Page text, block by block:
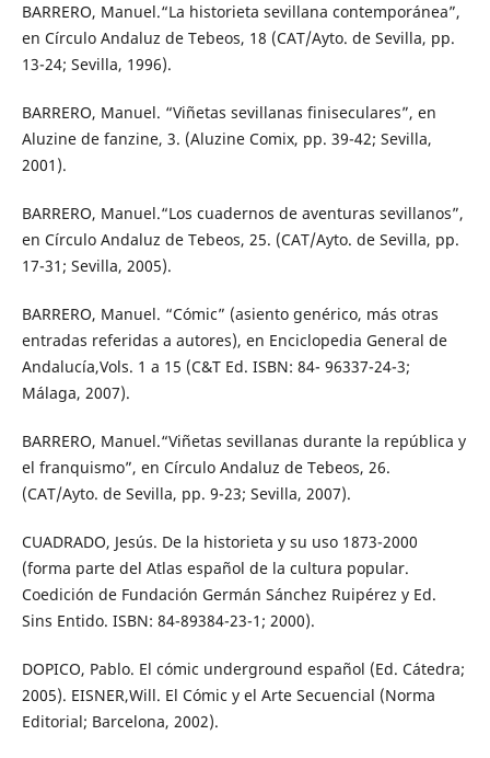
BARRERO, Manuel.“La historieta sevillana contemporánea”,
en Círculo Andaluz de Tebeos, 18 (CAT/Ayto. de Sevilla, pp.
13-24; Sevilla, 1996).
BARRERO, Manuel. “Viñetas sevillanas finiseculares”, en
Aluzine de fanzine, 3. (Aluzine Comix, pp. 39-42; Sevilla,
2001).
BARRERO, Manuel.“Los cuadernos de aventuras sevillanos”,
en Círculo Andaluz de Tebeos, 25. (CAT/Ayto. de Sevilla, pp.
17-31; Sevilla, 2005).
BARRERO, Manuel. “Cómic” (asiento genérico, más otras
entradas referidas a autores), en Enciclopedia General de
Andalucía,Vols. 1 a 15 (C&T Ed. ISBN: 84- 96337-24-3;
Málaga, 2007).
BARRERO, Manuel.“Viñetas sevillanas durante la república y
el franquismo”, en Círculo Andaluz de Tebeos, 26.
(CAT/Ayto. de Sevilla, pp. 9-23; Sevilla, 2007).
CUADRADO, Jesús. De la historieta y su uso 1873-2000
(forma parte del Atlas español de la cultura popular.
Coedición de Fundación Germán Sánchez Ruipérez y Ed.
Sins Entido. ISBN: 84-89384-23-1; 2000).
DOPICO, Pablo. El cómic underground español (Ed. Cátedra;
2005). EISNER,Will. El Cómic y el Arte Secuencial (Norma
Editorial; Barcelona, 2002).